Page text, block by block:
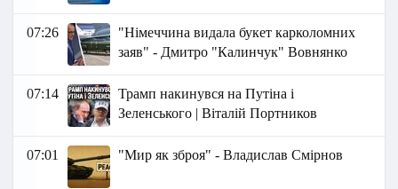
07:26
"Німеччина видала букет карколомних
заяв" - Дмитро "Калинчук" Вовнянко
07:14
Трамп накинувся на Путіна і
Зеленського | Віталій Портников
07:01 "Мир як зброя" - Владислав Смірнов